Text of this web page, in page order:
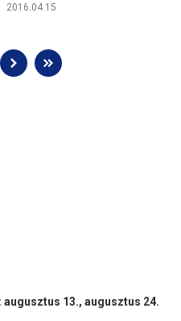
2016.04.15
13., augusztus 24.